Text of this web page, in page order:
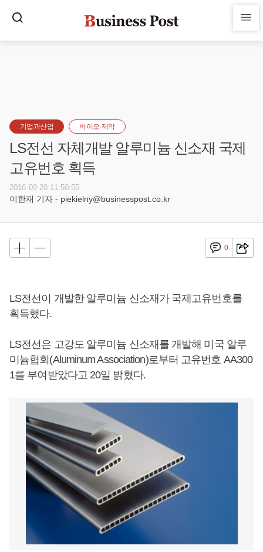
기업과산업 바이오·제약
LS전선 자체개발 알루미늄 신소재 국제
고유번호 획득
2016-09-20 11:50:55
이한재 기자 - piekielny@businesspost.co.kr
0
LS전선이 개발한 알루미늄 신소재가 국제고유번호를
획득했다.
LS전선은 고강도 알루미늄 신소재를 개발해 미국 알루
미늄협회(Aluminum Association)로부터 고유번호 AA300
1를 부여받았다고 20일 밝혔다.